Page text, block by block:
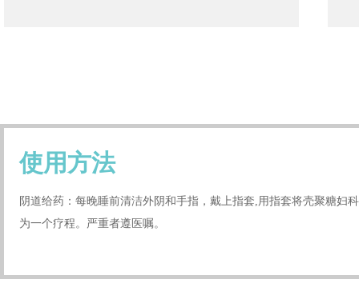
使用方法
阴道给药：每晚睡前清洁外阴和手指，戴上指套,用指套将壳聚糖妇
为一个疗程。严重者遵医嘱。